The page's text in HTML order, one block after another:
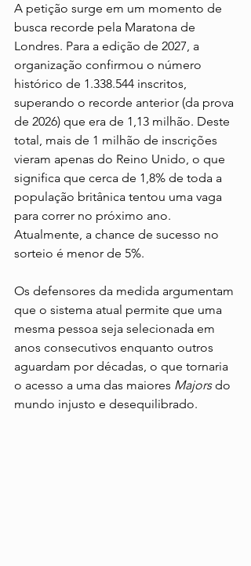
A petição surge em um momento de
busca recorde pela Maratona de
Londres. Para a edição de 2027, a
organização confirmou o número
histórico de 1.338.544 inscritos,
superando o recorde anterior (da prova
de 2026) que era de 1,13 milhão. Deste
total, mais de 1 milhão de inscrições
vieram apenas do Reino Unido, o que
significa que cerca de 1,8% de toda a
população britânica tentou uma vaga
para correr no próximo ano.
Atualmente, a chance de sucesso no
sorteio é menor de 5%.
Os defensores da medida argumentam
que o sistema atual permite que uma
mesma pessoa seja selecionada em
anos consecutivos enquanto outros
aguardam por décadas, o que tornaria
o acesso a uma das maiores Majors do
mundo injusto e desequilibrado.